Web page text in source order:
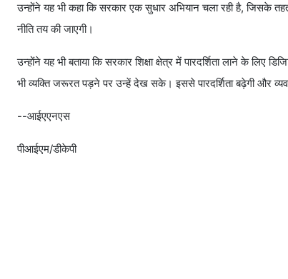
उन्होंने यह भी कहा कि सरकार एक सुधार अभियान चला रही है, जिसके
नीति तय की जाएगी।
उन्होंने यह भी बताया कि सरकार शिक्षा क्षेत्र में पारदर्शिता लाने के
भी व्यक्ति जरूरत पड़ने पर उन्हें देख सके। इससे पारदर्शिता बढ़ेगी और
--आईएएनएस
पीआईएम/डीकेपी